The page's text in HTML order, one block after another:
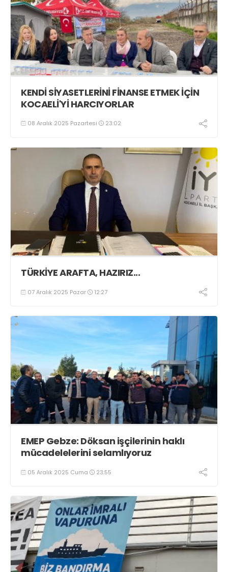
KENDİ SİYASETLERİNİ FİNANSE ETMEK İÇİN
KOCAELİ'Yİ HARCIYORLAR
08 Aralık 2025 Pazartesi 23:02
TÜRKİYE ARAFTA, HAZIRIZ...
07 Aralık 2025 Pazar 12:27
EMEP Gebze: Döksan işçilerinin haklı
mücadelelerini selamlıyoruz
05 Aralık 2025 Cuma 23:55